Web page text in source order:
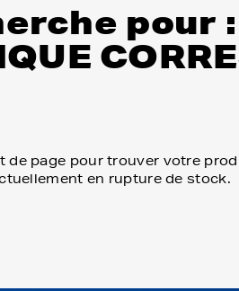
pour :
de page pour trouver votre
en rupture de stock.